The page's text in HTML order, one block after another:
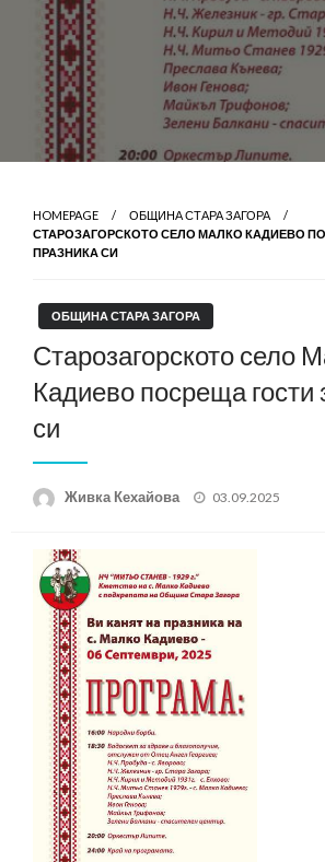
HOMEPAGE
ОБЩИНА СТАРА ЗАГОРА
СТАРОЗАГОРСКОТО СЕЛО МАЛКО КАДИЕВО
ПРАЗНИКА СИ
ОБЩИНА СТАРА ЗАГОРА
Старозагорското село
Кадиево посреща гости
си
Живка Кехайова
Posted
03.09.2025